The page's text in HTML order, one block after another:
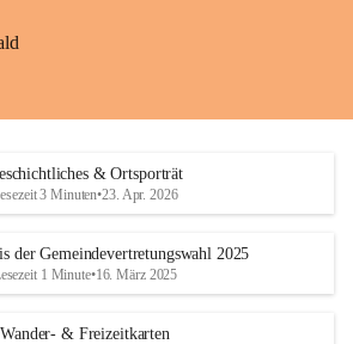
& Ortsporträt
3 Minuten•23. Apr. 2026
der Gemeindevertretungswahl 2025
1 Minute•16. März 2025
Wander- & Freizeitkarten